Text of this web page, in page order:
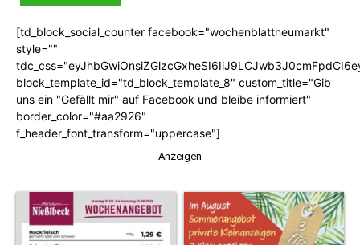
[td_block_social_counter facebook="wochenblattneumarkt"
style=""
block_template_id="td_block_template_8" custom_title="Gib
uns ein "Gefällt mir" auf Facebook und bleibe informiert"
border_color="#aa2926"
f_header_font_transform="uppercase"]
-Anzeigen-